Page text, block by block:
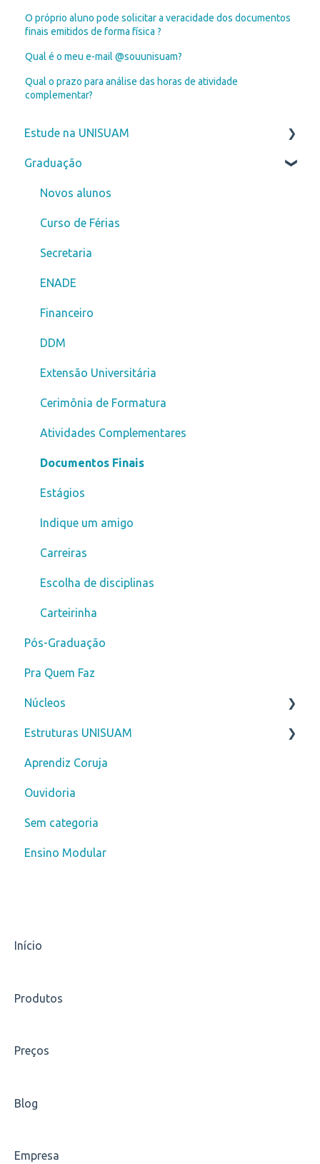
O próprio aluno pode solicitar a veracidade dos documentos
finais emitidos de forma física ?
Qual é o meu e-mail @souunisuam?
Qual o prazo para análise das horas de atividade
complementar?
Estude na UNISUAM
Vestibular
ENEM
Transferência
Segunda Graduação
Fies
Reabertura
Vestibular Solidário
Bolsa de Estudo
Pagamento
Graduação 100% Digital
Atendimento
Graduação
Novos alunos
Curso de Férias
Secretaria
ENADE
Financeiro
DDM
Extensão Universitária
Cerimônia de Formatura
Atividades Complementares
Documentos Finais
Estágios
Indique um amigo
Carreiras
Escolha de disciplinas
Carteirinha
Pós-Graduação
Pra Quem Faz
Núcleos
Núcleo de Prática Jurídica - NPJ
Clínica Escola Amarina Motta - CLESAM
Núcleo de Apoio Psicopedagógico - NAPP
Serviço de Psicologia Aplicada - SPA
Universidade Aberta à Terceira Idade - UNATI
Estruturas UNISUAM
Biblioteca
Aprendiz Coruja
Ouvidoria
Sem categoria
Ensino Modular
Início
Produtos
Preços
Blog
Empresa